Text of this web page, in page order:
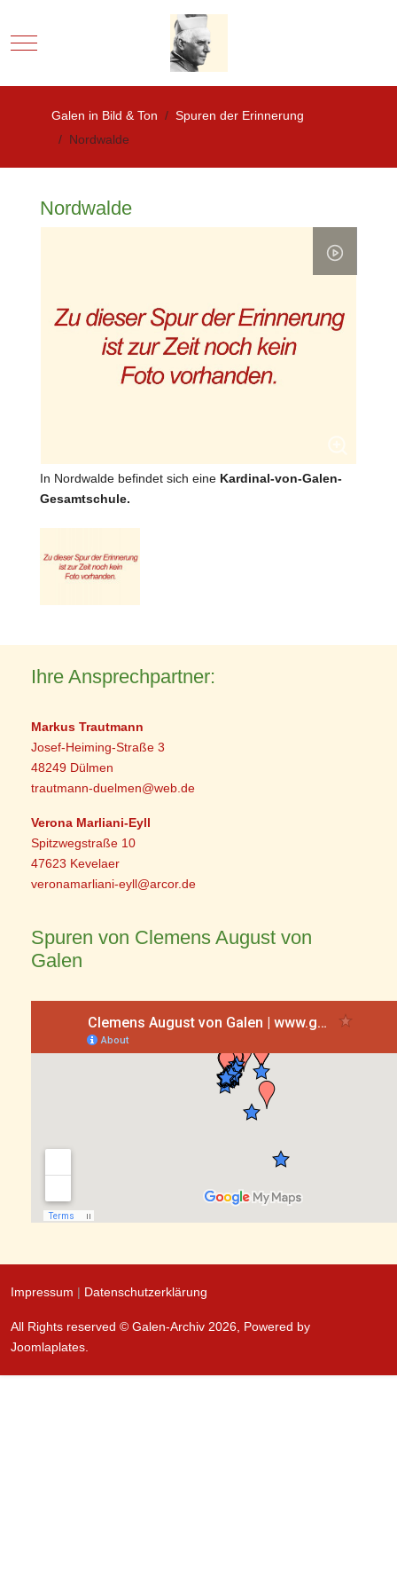
Mobile Menu Toggle
Galen in Bild & Ton
Spuren der Erinnerung
Nordwalde
Nordwalde
In Nordwalde befindet sich eine Kardinal-von-Galen-
Gesamtschule.
Ihre Ansprechpartner:
Markus Trautmann
Josef-Heiming-Straße 3
48249 Dülmen
trautmann-duelmen@web.de
Verona Marliani-Eyll
Spitzwegstraße 10
47623 Kevelaer
veronamarliani-eyll@arcor.de
Spuren von Clemens August von
Galen
Impressum | Datenschutzerklärung
All Rights reserved © Galen-Archiv 2026, Powered by
Joomlaplates